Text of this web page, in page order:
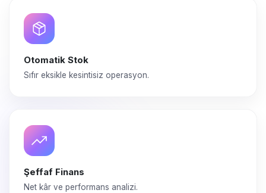
Otomatik Stok
Sıfır eksikle kesintisiz operasyon.
Şeffaf Finans
Net kâr ve performans analizi.